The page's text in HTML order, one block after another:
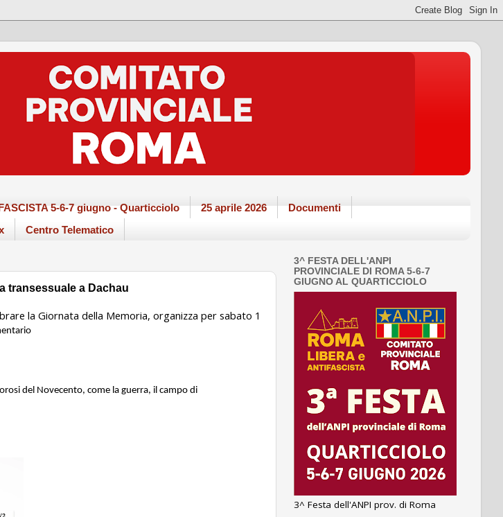
5-6-7 giugno - Quarticciolo 25 aprile 2026
Documenti
Centro Telematico
transessuale a Dachau
la Giornata della Memoria, organizza per sabato 1
del Novecento, come la guerra, il campo di
3^ FESTA DELL'ANPI
PROVINCIALE DI ROMA 5-6-7
GIUGNO AL QUARTICCIOLO
3^ Festa dell'ANPI prov. di Roma